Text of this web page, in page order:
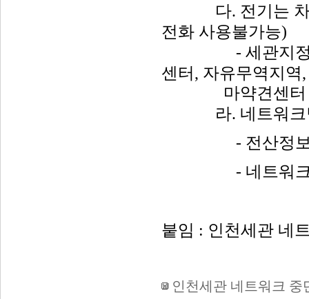
다. 전기는
전화 사용불가능)
- 세관지
센터 , 자유무역지역,
마약견센터
라. 네트워
- 전산정
- 네트워
붙임 : 인천세관 네
인천세관 네트워크 중